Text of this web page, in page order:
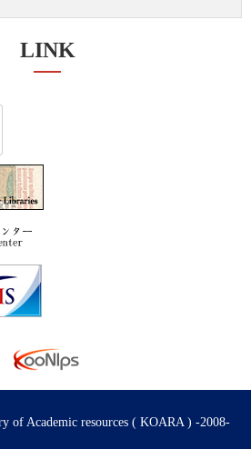
LINK
of Academic resources ( KOARA ) -2008-